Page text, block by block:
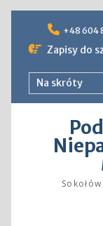
content
+48 604
Zapisy do
Na skróty